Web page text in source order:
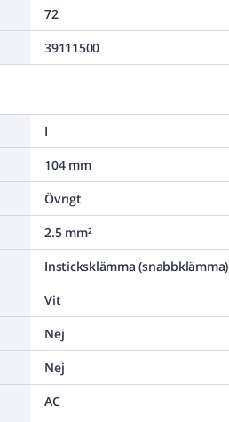
72
39111500
I
104 mm
Övrigt
2.5 mm²
Insticksklämma (snabbklämma)
Vit
Nej
Nej
AC